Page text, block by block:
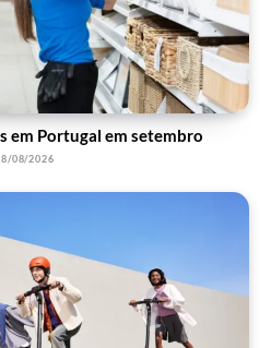
em Portugal em setembro
08/2026